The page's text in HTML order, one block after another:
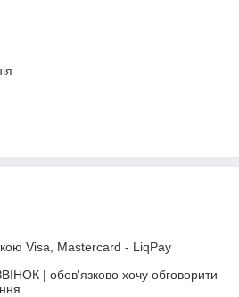
Visa, Mastercard - LiqPay
| обов'язково хочу обговорити